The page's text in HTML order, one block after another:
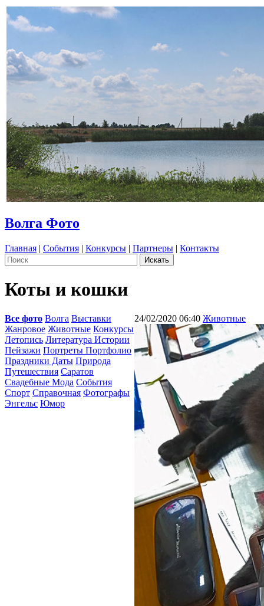
Волга Фото
Главная | События | Конкурсы | Партнеры | Контакты
Коты и кошки
Все фото Волга Выставки
Жанровое Животные Конкурсы
Летопись Литература Истории
Пейзажи Портреты Портфолио
Праздники Даты Природа
Путешествия Саратов
Свадебные Мода События
Спорт Справочная Фотографы
Энгельс Юмор
24/02/2020 06:40 Животные